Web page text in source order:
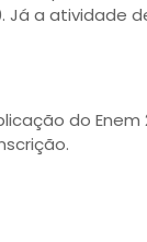
Já a atividade
do